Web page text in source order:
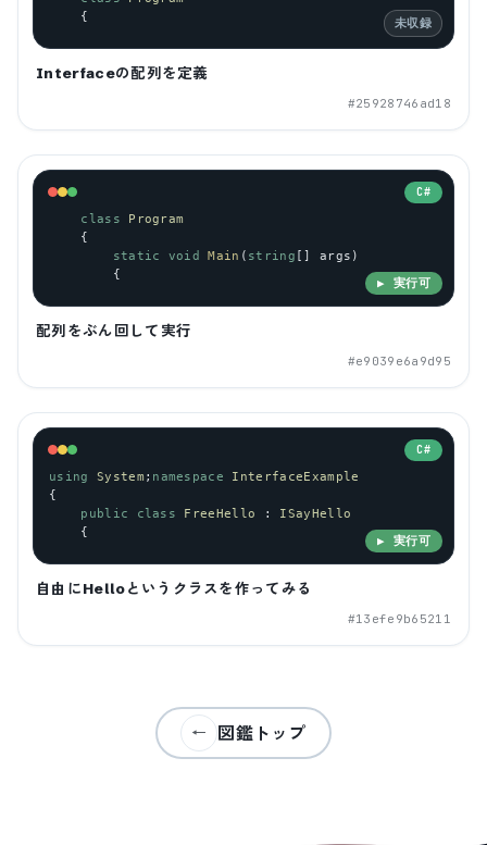
    {
未収録
Interfaceの配列を定義
#25928746ad18
C#
class
Program
    {
static
void Main ( string [] args )
        {
▶ 実行可
配列をぶん回して実行
#e9039e6a9d95
C#
using System ; namespace
InterfaceExample
{
public
class FreeHello : ISayHello
    {
▶ 実行可
自由にHelloというクラスを作ってみる
#13efe9b65211
← 図鑑トップ